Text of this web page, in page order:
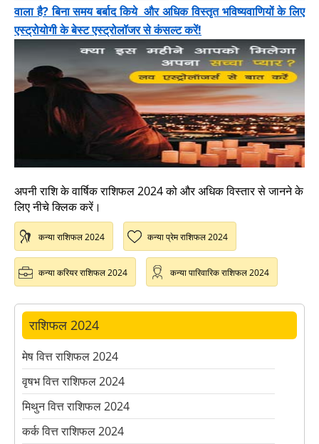
वाला है? बिना समय बर्बाद किये और अधिक विस्तृत भविष्यवाणियों के लिए
एस्ट्रोयोगी के बेस्ट एस्ट्रोलॉजर से कंसल्ट करें!
अपनी राशि के वार्षिक राशिफल 2024 को और अधिक विस्तार से जानने के
लिए नीचे क्लिक करें।
कन्या राशिफल 2024 कन्या प्रेम राशिफल 2024
कन्या करियर राशिफल 2024 कन्या पारिवारिक राशिफल 2024
राशिफल 2024
मेष वित्त राशिफल 2024
वृषभ वित्त राशिफल 2024
मिथुन वित्त राशिफल 2024
कर्क वित्त राशिफल 2024